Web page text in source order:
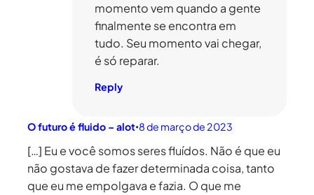
momento vem quando a gente
finalmente se encontra em
tudo. Seu momento vai chegar,
é só reparar.
Reply
O futuro é fluido – alot•8 de março de 2023
[…] Eu e você somos seres fluídos. Não é que eu
não gostava de fazer determinada coisa, tanto
que eu me empolgava e fazia. O que me